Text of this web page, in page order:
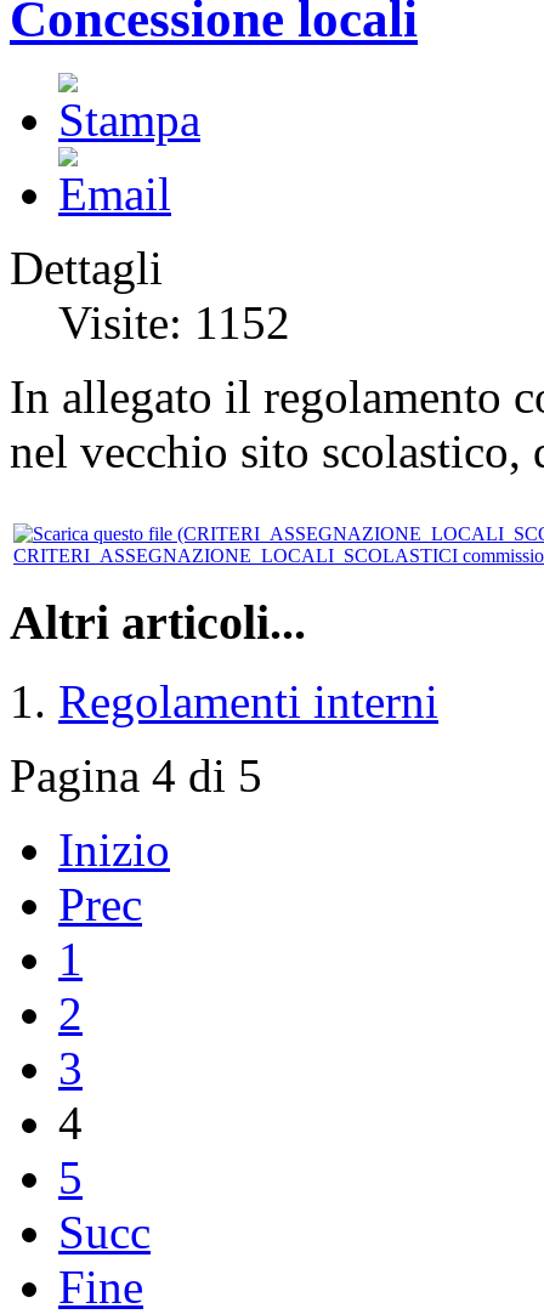
Concessione locali
Dettagli
Visite: 1152
In allegato il regolamento
nel vecchio sito scolastico,
CRITERI_ASSEGNAZIONE_LOCALI_SCOLASTICI
Altri articoli...
Regolamenti interni
Pagina 4 di 5
Inizio
Prec
1
2
3
4
5
Succ
Fine